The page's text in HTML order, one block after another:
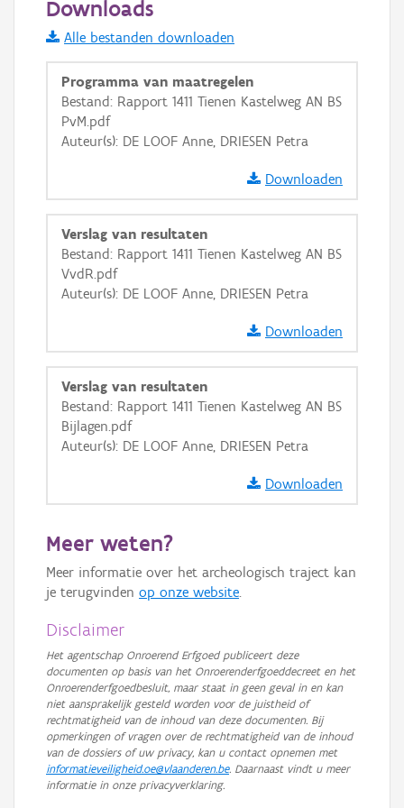
Informatie Vlaanderen
i
+
Basis Lagen
OSM-Basiskaart
GRB-Basiskaart
GRB-Basiskaart in grijswaarden
Downloads
Alle bestanden downloaden
Programma van maatregelen
Bestand: Rapport 1411 Tienen Kastelweg AN BS
PvM.pdf
Auteur(s): DE LOOF Anne, DRIESEN Petra
Downloaden
Verslag van resultaten
Bestand: Rapport 1411 Tienen Kastelweg AN BS
VvdR.pdf
Auteur(s): DE LOOF Anne, DRIESEN Petra
Downloaden
Verslag van resultaten
Bestand: Rapport 1411 Tienen Kastelweg AN BS
Bijlagen.pdf
Auteur(s): DE LOOF Anne, DRIESEN Petra
Downloaden
Meer weten?
Meer informatie over het archeologisch traject kan
je terugvinden op onze website.
Disclaimer
Het agentschap Onroerend Erfgoed publiceert deze
documenten op basis van het Onroerenderfgoeddecreet en het
Onroerenderfgoedbesluit, maar staat in geen geval in en kan
niet aansprakelijk gesteld worden voor de juistheid of
rechtmatigheid van de inhoud van deze documenten. Bij
opmerkingen of vragen over de rechtmatigheid van de inhoud
van de dossiers of uw privacy, kan u contact opnemen met
informatieveiligheid.oe@vlaanderen.be. Daarnaast vindt u meer
informatie in onze privacyverklaring.